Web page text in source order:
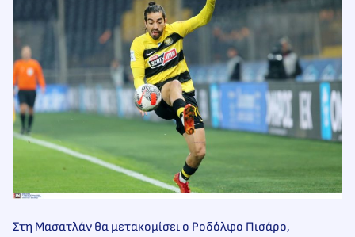
Στη Μασατλάν θα μετακομίσει ο Ροδόλφο Πισάρο,